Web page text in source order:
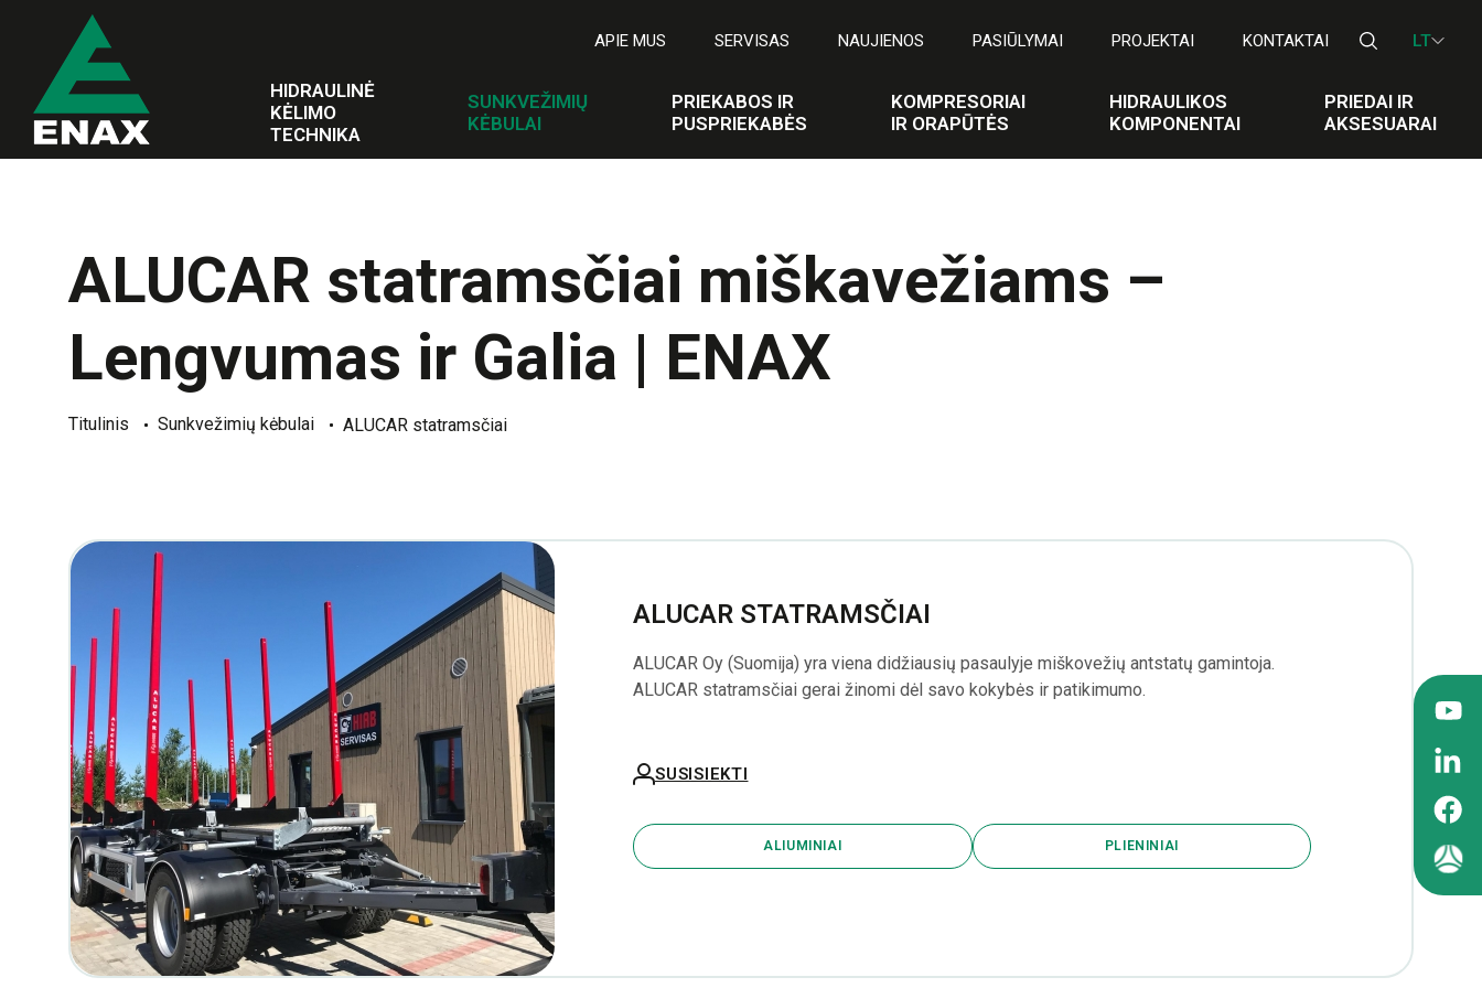
APIE MUS SERVISAS NAUJIENOS PASIŪLYMAI PROJEKTAI KONTAKTAI LT
HIDRAULINĖ
KĖLIMO
TECHNIKA
SUNKVEŽIMIŲ
KĖBULAI
PRIEKABOS IR
PUSPRIEKABĖS
KOMPRESORIAI
IR ORAPŪTĖS
HIDRAULIKOS
KOMPONENTAI
PRIEDAI IR
AKSESUARAI
ALUCAR statramsčiai miškavežiams –
Lengvumas ir Galia | ENAX
Titulinis Sunkvežimių kėbulai ALUCAR statramsčiai
ALUCAR STATRAMSČIAI
ALUCAR Oy (Suomija) yra viena didžiausių pasaulyje miškovežių antstatų gamintoja.
ALUCAR statramsčiai gerai žinomi dėl savo kokybės ir patikimumo.
SUSISIEKTI
ALIUMINIAI PLIENINIAI